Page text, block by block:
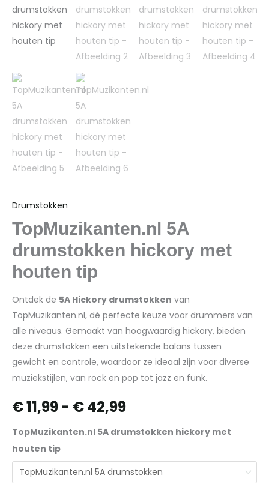
Drumstokken
TopMuzikanten.nl 5A
drumstokken hickory met
houten tip
Ontdek de 5A Hickory drumstokken van
TopMuzikanten.nl, dé perfecte keuze voor drummers van
alle niveaus. Gemaakt van hoogwaardig hickory, bieden
deze drumstokken een uitstekende balans tussen
gewicht en controle, waardoor ze ideaal zijn voor diverse
muziekstijlen, van rock en pop tot jazz en funk.
€11,99- €42,99
TopMuzikanten.nl 5A drumstokken hickory met
houten tip